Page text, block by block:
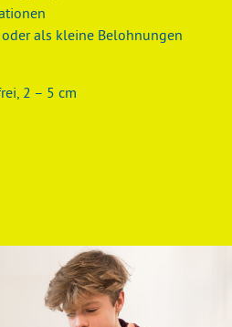
als kleine Belohnungen
2 – 5 cm